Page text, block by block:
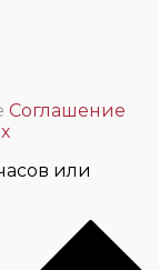
Соглашение
или